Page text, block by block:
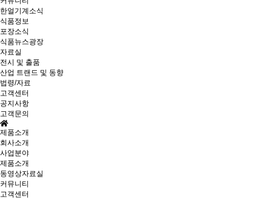
한얼기계소식
식품정보
포장소식
식품뉴스광장
자료실
전시 및 출품
산업 트랜드 및 동향
법령/자료
고객센터
공지사항
고객문의
제품소개
회사소개
사업분야
제품소개
동영상자료실
커뮤니티
고객센터